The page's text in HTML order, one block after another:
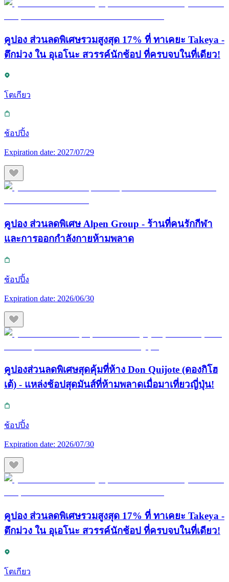
คูปอง ส่วนลดพิเศษรวมสูงสุด 17% ที่ ทาเคยะ Takeya -
ตึกม่วง ใน อุเอโนะ สวรรค์นักช้อป ที่ครบจบในที่เดียว!
โตเกียว
ช้อปปิ้ง
Expiration date: 2027/07/29
คูปอง ส่วนลดพิเศษ Alpen Group - ร้านที่คนรักกีฬา
และการออกกำลังกายห้ามพลาด
ช้อปปิ้ง
Expiration date: 2026/06/30
คูปองส่วนลดพิเศษสุดคุ้มที่ห้าง Don Quijote (ดองกิโฮ
เต้) - แหล่งช้อปสุดมันส์ที่ห้ามพลาดเมื่อมาเที่ยวญี่ปุ่น!
ช้อปปิ้ง
Expiration date: 2026/07/30
คูปอง ส่วนลดพิเศษรวมสูงสุด 17% ที่ ทาเคยะ Takeya -
ตึกม่วง ใน อุเอโนะ สวรรค์นักช้อป ที่ครบจบในที่เดียว!
โตเกียว